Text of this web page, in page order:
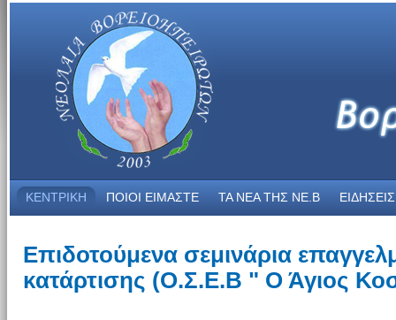
ΚΕΝΤΡΙΚΗ ΠΟΙΟΙ ΕΙΜΑΣΤΕ ΤΑ ΝΕΑ THΣ NE.B ΕΙΔΗΣΕΙΣ
Επιδοτούμενα σεμινάρια
κατάρτισης (Ο.Σ.Ε.Β " Ο Άγιος